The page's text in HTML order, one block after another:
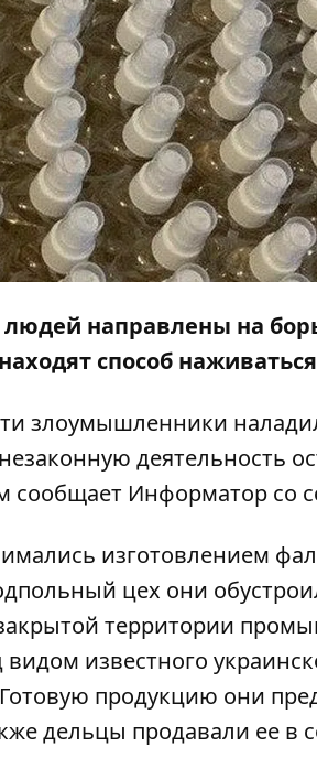
направлены на
способ
злоумышленники
деятельность
сообщает Информатор со
изготовлением
цех они
территории
известного
продукцию они
дельцы продавали ее в